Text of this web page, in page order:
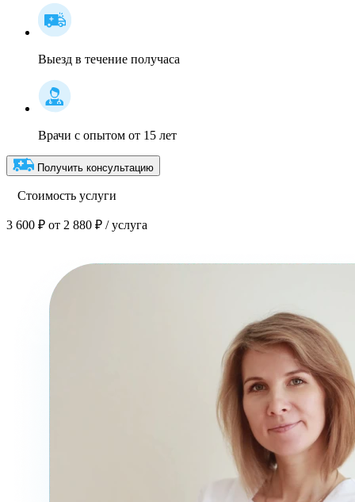
Выезд в течение получаса
Врачи с опытом от 15 лет
Получить консультацию
Стоимость услуги
3 600 ₽ от 2 880 ₽ / услуга